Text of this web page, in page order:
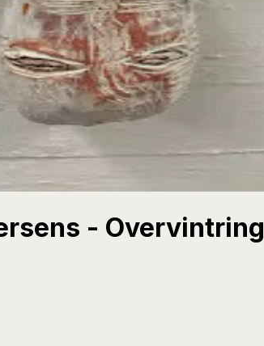
- Overvintring